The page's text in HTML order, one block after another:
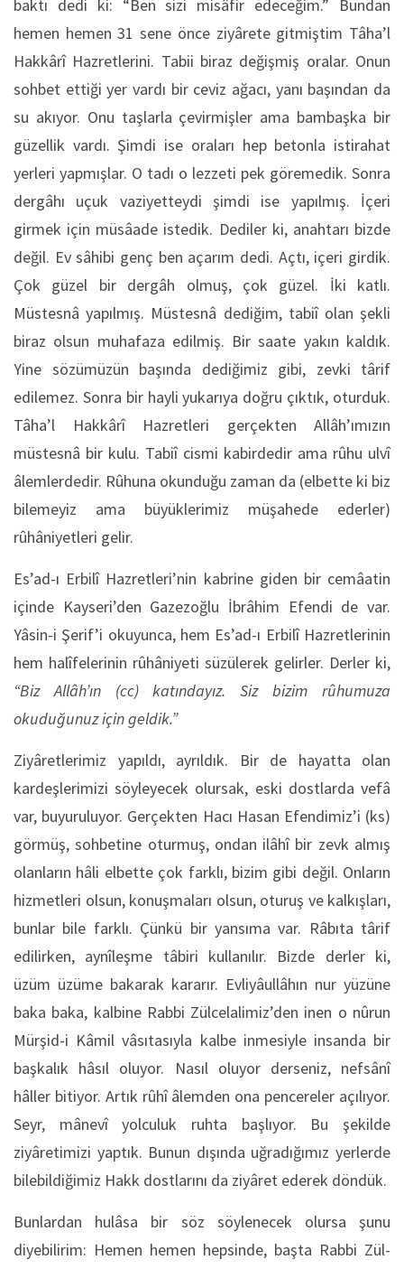
baktı dedi ki: “Ben sizi misâfir edeceğim.” Bundan
hemen hemen 31 sene önce ziyârete gitmiştim Tâha’l
Hakkârî Hazretlerini. Tabii biraz değişmiş oralar. Onun
sohbet ettiği yer vardı bir ceviz ağacı, yanı başından da
su akıyor. Onu taşlarla çevirmişler ama bambaşka bir
güzellik vardı. Şimdi ise oraları hep betonla istirahat
yerleri yapmışlar. O tadı o lezzeti pek göremedik. Sonra
dergâhı uçuk vaziyetteydi şimdi ise yapılmış. İçeri
girmek için müsâade istedik. Dediler ki, anahtarı bizde
değil. Ev sâhibi genç ben açarım dedi. Açtı, içeri girdik.
Çok güzel bir dergâh olmuş, çok güzel. İki katlı.
Müstesnâ yapılmış. Müstesnâ dediğim, tabiî olan şekli
biraz olsun muhafaza edilmiş. Bir saate yakın kaldık.
Yine sözümüzün başında dediğimiz gibi, zevki târif
edilemez. Sonra bir hayli yukarıya doğru çıktık, oturduk.
Tâha’l Hakkârî Hazretleri gerçekten Allâh’ımızın
müstesnâ bir kulu. Tabiî cismi kabirdedir ama rûhu ulvî
âlemlerdedir. Rûhuna okunduğu zaman da (elbette ki biz
bilemeyiz ama büyüklerimiz müşahede ederler)
rûhâniyetleri gelir.
Es’ad-ı Erbilî Hazretleri’nin kabrine giden bir cemâatin
içinde Kayseri’den Gazezoğlu İbrâhim Efendi de var.
Yâsin-i Şerif’i okuyunca, hem Es’ad-ı Erbilî Hazretlerinin
hem halîfelerinin rûhâniyeti süzülerek gelirler. Derler ki,
“Biz Allâh’ın (cc) katındayız. Siz bizim rûhumuza
okuduğunuz için geldik.”
Ziyâretlerimiz yapıldı, ayrıldık. Bir de hayatta olan
kardeşlerimizi söyleyecek olursak, eski dostlarda vefâ
var, buyuruluyor. Gerçekten Hacı Hasan Efendimiz’i (ks)
görmüş, sohbetine oturmuş, ondan ilâhî bir zevk almış
olanların hâli elbette çok farklı, bizim gibi değil. Onların
hizmetleri olsun, konuşmaları olsun, oturuş ve kalkışları,
bunlar bile farklı. Çünkü bir yansıma var. Râbıta târif
edilirken, aynîleşme tâbiri kullanılır. Bizde derler ki,
üzüm üzüme bakarak kararır. Evliyâullâhın nur yüzüne
baka baka, kalbine Rabbi Zülcelalimiz’den inen o nûrun
Mürşid-i Kâmil vâsıtasıyla kalbe inmesiyle insanda bir
başkalık hâsıl oluyor. Nasıl oluyor derseniz, nefsânî
hâller bitiyor. Artık rûhî âlemden ona pencereler açılıyor.
Seyr, mânevî yolculuk ruhta başlıyor. Bu şekilde
ziyâretimizi yaptık. Bunun dışında uğradığımız yerlerde
bilebildiğimiz Hakk dostlarını da ziyâret ederek döndük.
Bunlardan hulâsa bir söz söylenecek olursa şunu
diyebilirim: Hemen hemen hepsinde, başta Rabbi Zül-